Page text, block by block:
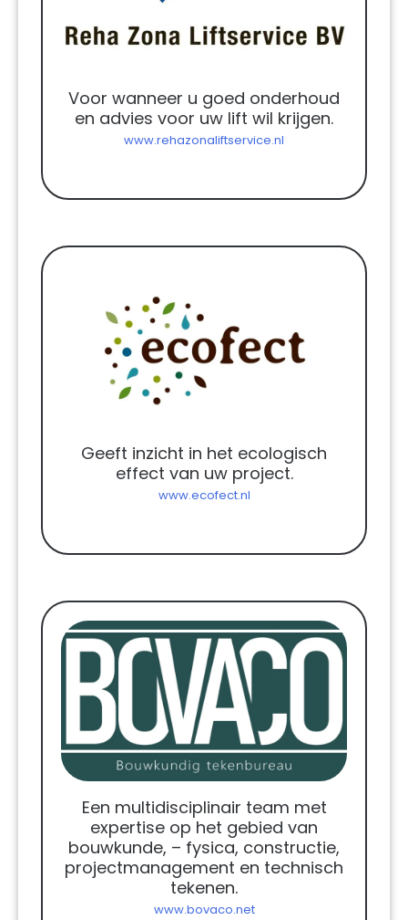
Voor wanneer u goed onderhoud
en advies voor uw lift wil krijgen.
www.rehazonaliftservice.nl
Geeft inzicht in het ecologisch
effect van uw project.
www.ecofect.nl
Een multidisciplinair team met
expertise op het gebied van
bouwkunde, – fysica, constructie,
projectmanagement en technisch
tekenen.
www.bovaco.net